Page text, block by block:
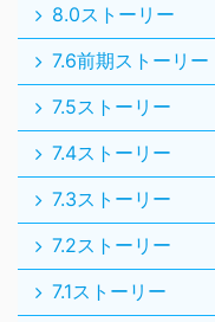
8.0ストーリー
7.6前期ストーリー
7.5ストーリー
7.4ストーリー
7.3ストーリー
7.2ストーリー
7.1ストーリー